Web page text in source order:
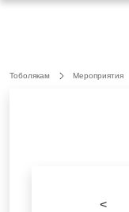
Тоболякам Мероприятия
<